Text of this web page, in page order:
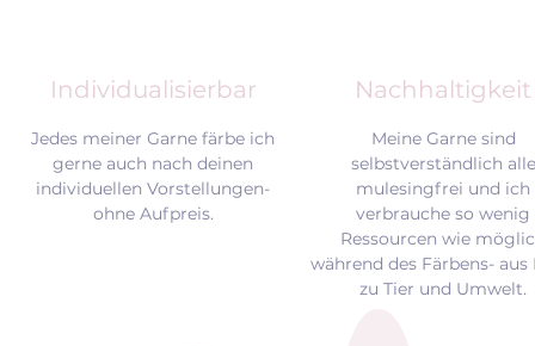
Individualisierbar Nachhaltigkeit
Jedes meiner Garne färbe ich
gerne auch nach deinen
individuellen Vorstellungen-
ohne Aufpreis.
Meine Garne sind
selbstverständlich alle
mulesingfrei und ich
verbrauche so wenig
Ressourcen wie
während des Färbens- aus
zu Tier und Umwelt.